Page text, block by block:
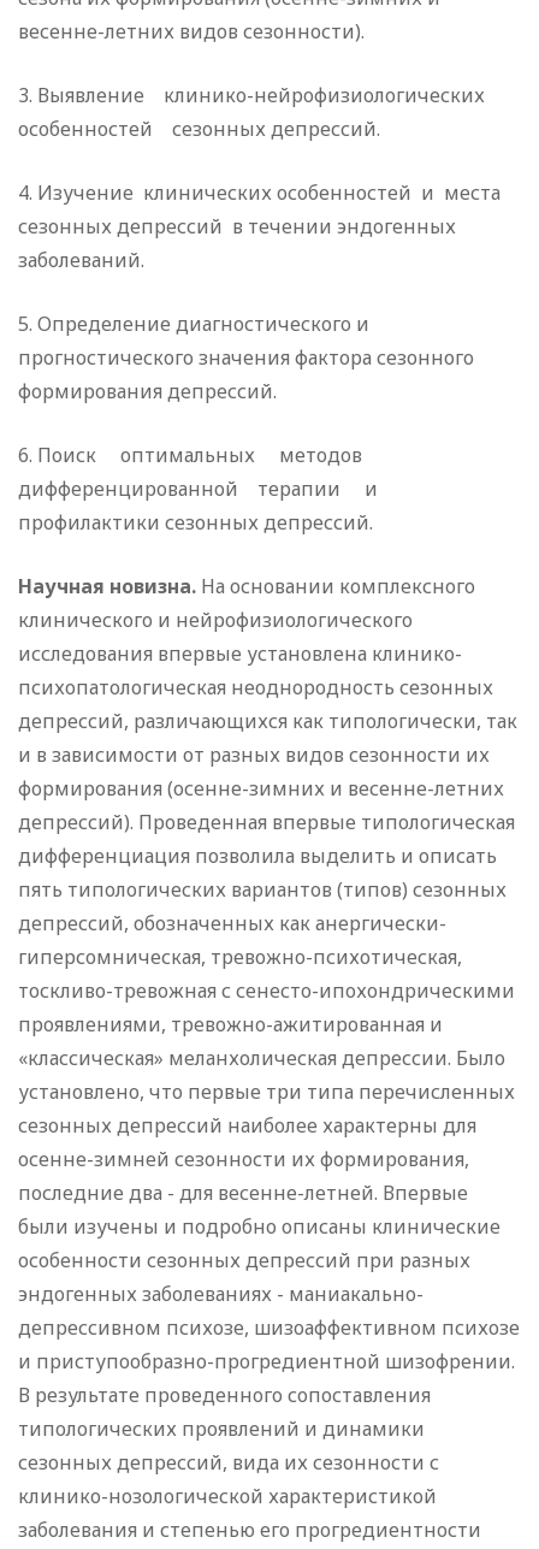
весенне-летних видов сезонности).
3. Выявление клинико-нейрофизиологических
особенностей сезонных депрессий.
4. Изучение клинических особенностей и места
сезонных депрессий в течении эндогенных
заболеваний.
5. Определение диагностического и
прогностического значения фактора сезонного
формирования депрессий.
6. Поиск оптимальных методов
дифференцированной терапии и
профилактики сезонных депрессий.
Научная новизна. На основании комплексного
клинического и нейрофизиологического
исследования впервые установлена клинико-
психопатологическая неоднородность сезонных
депрессий, различающихся как типологически, так
и в зависимости от разных видов сезонности их
формирования (осенне-зимних и весенне-летних
депрессий). Проведенная впервые типологическая
дифференциация позволила выделить и описать
пять типологических вариантов (типов) сезонных
депрессий, обозначенных как анергически-
гиперсомническая, тревожно-психотическая,
тоскливо-тревожная с сенесто-ипохондрическими
проявлениями, тревожно-ажитированная и
«классическая» меланхолическая депрессии. Было
установлено, что первые три типа перечисленных
сезонных депрессий наиболее характерны для
осенне-зимней сезонности их формирования,
последние два - для весенне-летней. Впервые
были изучены и подробно описаны клинические
особенности сезонных депрессий при разных
эндогенных заболеваниях - маниакально-
депрессивном психозе, шизоаффективном психозе
и приступообразно-прогредиентной шизофрении.
В результате проведенного сопоставления
типологических проявлений и динамики
сезонных депрессий, вида их сезонности с
клинико-нозологической характеристикой
заболевания и степенью его прогредиентности